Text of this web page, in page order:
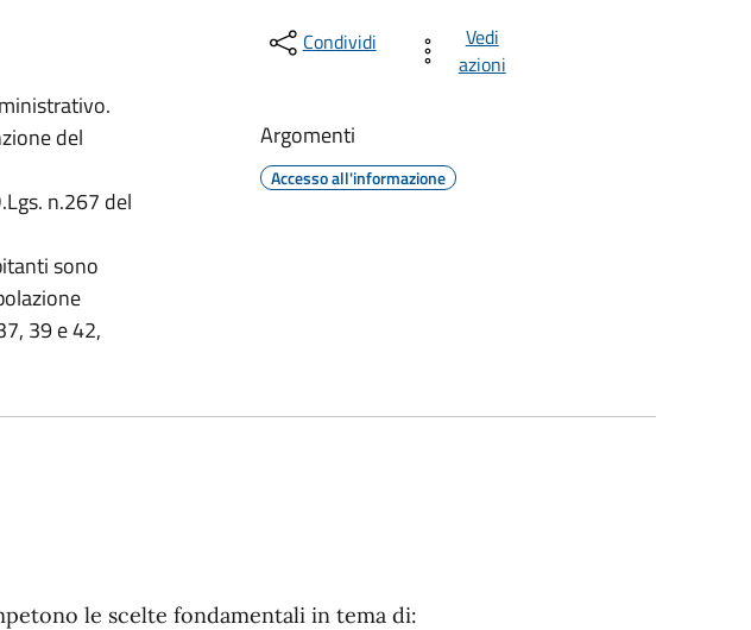
del
n.267 del
sono
39 e 42,
Condividi
Vedi
azioni
Argomenti
Accesso all'informazione
le scelte fondamentali in tema di: